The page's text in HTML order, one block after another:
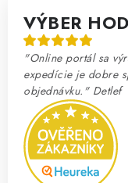
VÝBER
"Online portál sa
expedície je dobre
objednávku." Detlef